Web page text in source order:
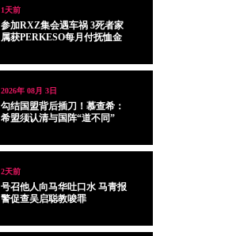
1天前
参加RXZ集会遇车祸 3死者家
属获PERKESO每月付抚恤金
2026年 08月 3日
勾结国盟背后插刀！慕查希：
希盟须认清与国阵“道不同”
2天前
号召他人向马华吐口水 马青报
警促查吴启聪教唆罪